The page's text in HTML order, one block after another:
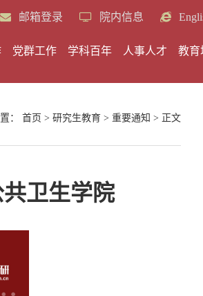
邮箱登录 院内信息
党群工作 学科百年 人事人才 教育
： 首页 > 研究生教育> 重要通知 > 正文
卫生学院